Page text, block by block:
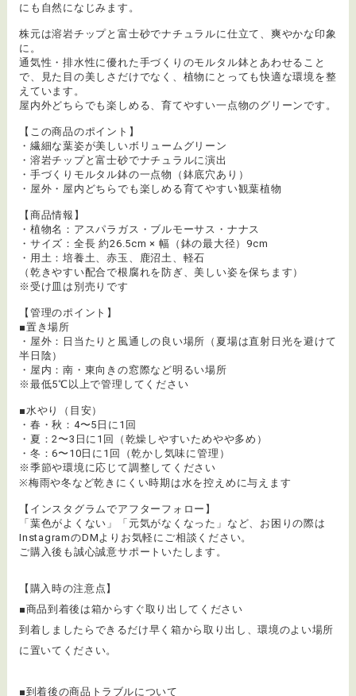
にも自然になじみます。
株元は溶岩チップと富士砂でナチュラルに仕立て、爽やかな印象
に。
通気性・排水性に優れた手づくりのモルタル鉢とあわせること
で、見た目の美しさだけでなく、植物にとっても快適な環境を整
えています。
屋内外どちらでも楽しめる、育てやすい一点物のグリーンです。
【この商品のポイント】
・繊細な葉姿が美しいボリュームグリーン
・溶岩チップと富士砂でナチュラルに演出
・手づくりモルタル鉢の一点物（鉢底穴あり）
・屋外・屋内どちらでも楽しめる育てやすい観葉植物
【商品情報】
・植物名：アスパラガス・ブルモーサス・ナナス
・サイズ：全長 約26.5cm × 幅（鉢の最大径）9cm
・用土：培養土、赤玉、鹿沼土、軽石
（乾きやすい配合で根腐れを防ぎ、美しい姿を保ちます）
※受け皿は別売りです
【管理のポイント】
■置き場所
・屋外：日当たりと風通しの良い場所（夏場は直射日光を避けて
半日陰）
・屋内：南・東向きの窓際など明るい場所
※最低5℃以上で管理してください
■水やり（目安）
・春・秋：4〜5日に1回
・夏：2〜3日に1回（乾燥しやすいためやや多め）
・冬：6〜10日に1回（乾かし気味に管理）
※季節や環境に応じて調整してください
※梅雨や冬など乾きにくい時期は水を控えめに与えます
【インスタグラムでアフターフォロー】
「葉色がよくない」「元気がなくなった」など、お困りの際は
InstagramのDMよりお気軽にご相談ください。
ご購入後も誠心誠意サポートいたします。
【購入時の注意点】
■商品到着後は箱からすぐ取り出してください
到着しましたらできるだけ早く箱から取り出し、環境のよい場所
に置いてください。
■到着後の商品トラブルについて